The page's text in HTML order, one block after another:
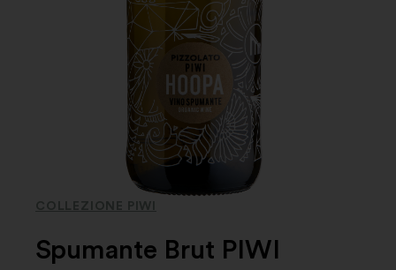
Spumante Brut PIWI